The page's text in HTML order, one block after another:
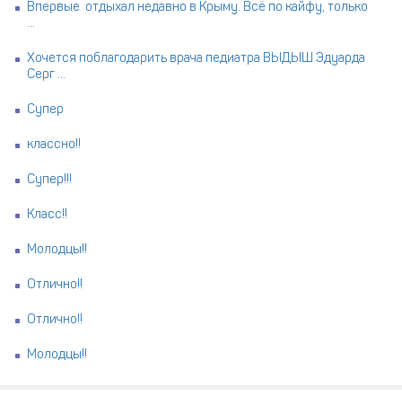
Впервые отдыхал недавно в Крыму. Всё по кайфу, только
...
Хочется поблагодарить врача педиатра ВЫДЫШ Эдуарда
Серг ...
Супер
классно!!
Супер!!!
Класс!!
Молодцы!!
Отлично!!
Отлично!!
Молодцы!!